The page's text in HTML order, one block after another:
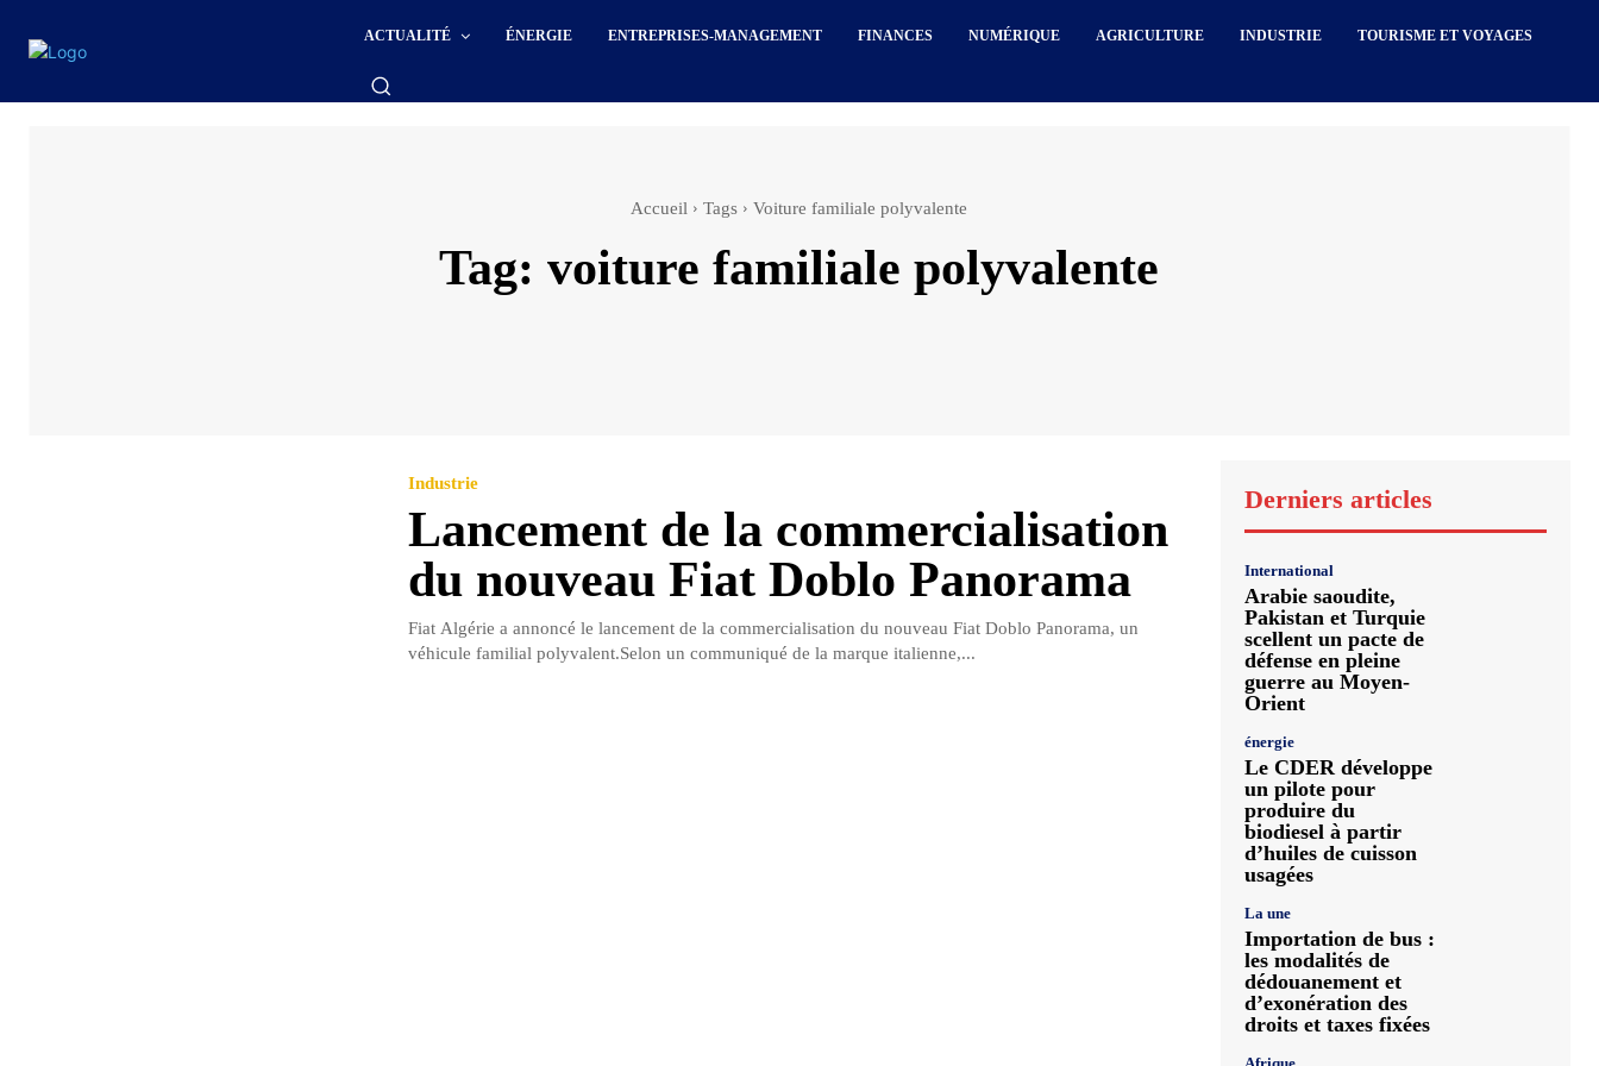
ACTUALITÉ ÉNERGIE ENTREPRISES-MANAGEMENT FINANCES NUMÉRIQUE AGRICULTURE INDUSTRIE TOURISME ET VOYAGES
Accueil Tags Voiture familiale polyvalente
Tag: voiture familiale polyvalente
Industrie
Lancement de la commercialisation
du nouveau Fiat Doblo Panorama
Fiat Algérie a annoncé le lancement de la commercialisation du nouveau Fiat Doblo Panorama, un
véhicule familial polyvalent.Selon un communiqué de la marque italienne,...
Derniers articles
International
Arabie saoudite,
Pakistan et Turquie
scellent un pacte de
défense en pleine
guerre au Moyen-
Orient
énergie
Le CDER développe
un pilote pour
produire du
biodiesel à partir
d’huiles de cuisson
usagées
La une
Importation de bus :
les modalités de
dédouanement et
d’exonération des
droits et taxes fixées